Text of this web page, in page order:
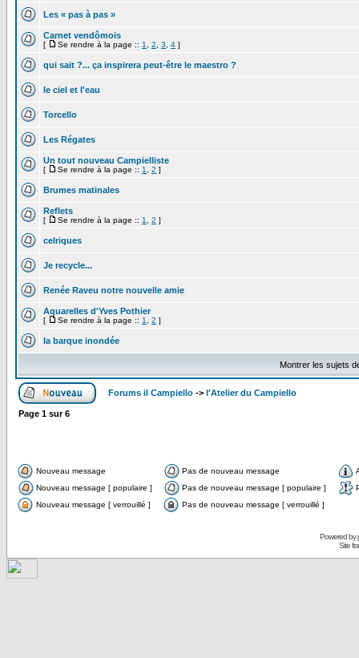
Les « pas à pas »
Carnet vendômois
[ Se rendre à la page :: 1 2 3 4 ]
qui sait ?... ça inspirera peut-être le maestro ?
le ciel et l'eau
Torcello
Les Régates
Un tout nouveau Campielliste
[ Se rendre à la page :: 1 2 ]
Brumes matinales
Reflets
[ Se rendre à la page :: 1 2 ]
celriques
Je recycle...
Renée Raveu notre nouvelle amie
Aquarelles d'Yves Pothier
[ Se rendre à la page :: 1 2 ]
la barque inondée
Montrer les sujets
Forums il Campiello -> l'Atelier du Campiello
Page 1 sur6
Nouveau message Pas de nouveau message
Nouveau message [ populaire ]
Pas de nouveau message [ populaire ]
Nouveau message [ verrouillé ]
Pas de nouveau message [ verrouillé ]
Powered by
Site